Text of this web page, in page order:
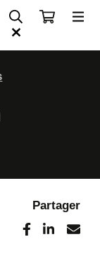
Partager